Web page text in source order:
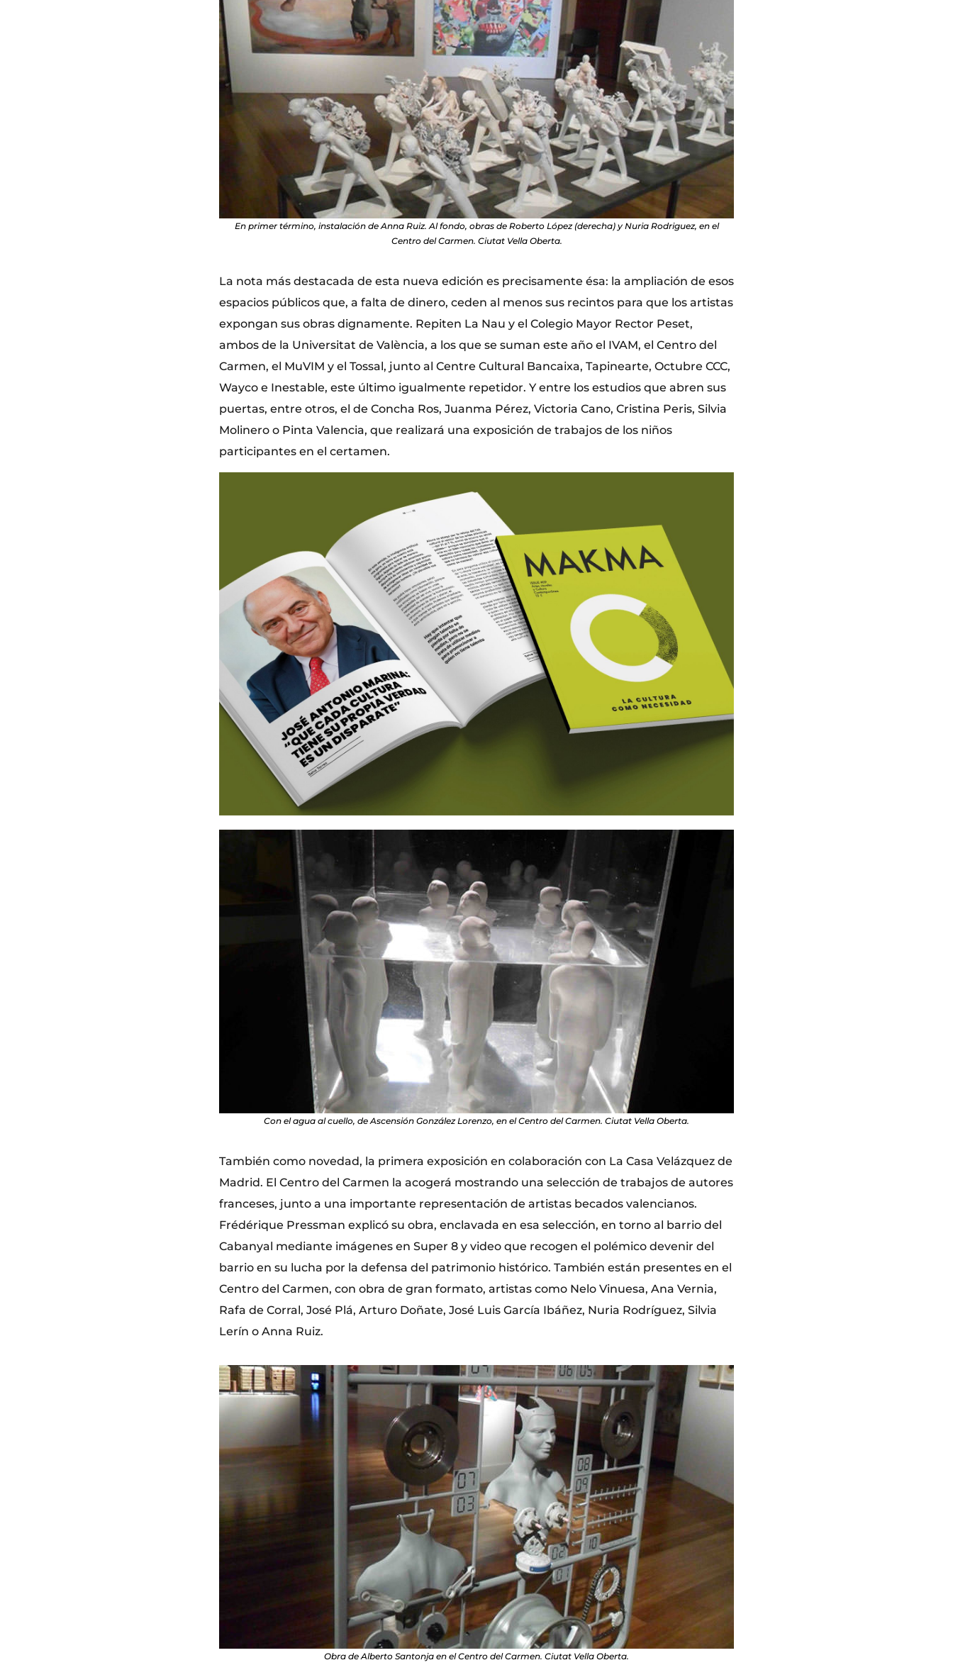
En primer término, instalación de Anna Ruiz. Al fondo, obras de Roberto López (derecha) y Nuria Rodriguez, en el
Centro del Carmen. Ciutat Vella Oberta.
La nota más destacada de esta nueva edición es precisamente ésa: la ampliación de esos
espacios públicos que, a falta de dinero, ceden al menos sus recintos para que los artistas
expongan sus obras dignamente. Repiten La Nau y el Colegio Mayor Rector Peset,
ambos de la Universitat de València, a los que se suman este año el IVAM, el Centro del
Carmen, el MuVIM y el Tossal, junto al Centre Cultural Bancaixa, Tapinearte, Octubre CCC,
Wayco e Inestable, este último igualmente repetidor. Y entre los estudios que abren sus
puertas, entre otros, el de Concha Ros, Juanma Pérez, Victoria Cano, Cristina Peris, Silvia
Molinero o Pinta Valencia, que realizará una exposición de trabajos de los niños
participantes en el certamen.
Con el agua al cuello, de Ascensión González Lorenzo, en el Centro del Carmen. Ciutat Vella Oberta.
También como novedad, la primera exposición en colaboración con La Casa Velázquez de
Madrid. El Centro del Carmen la acogerá mostrando una selección de trabajos de autores
franceses, junto a una importante representación de artistas becados valencianos.
Frédérique Pressman explicó su obra, enclavada en esa selección, en torno al barrio del
Cabanyal mediante imágenes en Super 8 y video que recogen el polémico devenir del
barrio en su lucha por la defensa del patrimonio histórico. También están presentes en el
Centro del Carmen, con obra de gran formato, artistas como Nelo Vinuesa, Ana Vernia,
Rafa de Corral, José Plá, Arturo Doñate, José Luis García Ibáñez, Nuria Rodríguez, Silvia
Lerín o Anna Ruiz.
Obra de Alberto Santonja en el Centro del Carmen. Ciutat Vella Oberta.